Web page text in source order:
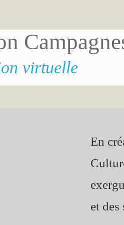
virtuelle
En
et